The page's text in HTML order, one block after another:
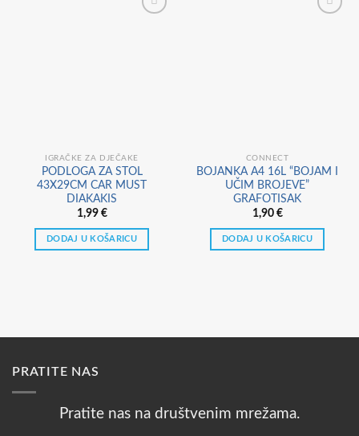
IGRAČKE ZA DJEČAKE
PODLOGA ZA STOL
43X29CM CAR MUST
DIAKAKIS
1,99 €
DODAJ U KOŠARICU
CONNECT
BOJANKA A4 16L “BOJAM I
UČIM BROJEVE”
GRAFOTISAK
1,90 €
DODAJ U KOŠARICU
PRATITE NAS
Pratite nas na društvenim mrežama.